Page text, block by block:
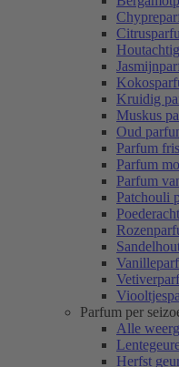
Kruidig
Muskus
Oud
Parfum
Parfum
Parfum
Patchouli
Parfum per
Alle
Herfst